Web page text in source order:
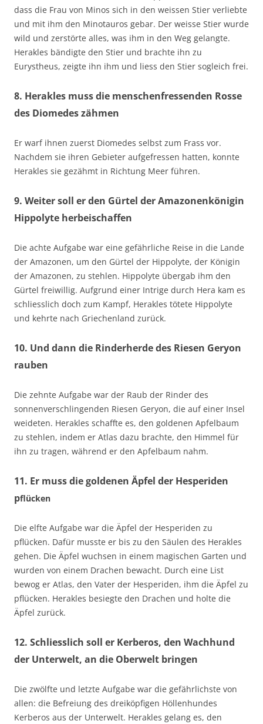
dass die Frau von Minos sich in den weissen Stier verliebte
und mit ihm den Minotauros gebar. Der weisse Stier wurde
wild und zerstörte alles, was ihm in den Weg gelangte.
Herakles bändigte den Stier und brachte ihn zu
Eurystheus, zeigte ihn ihm und liess den Stier sogleich frei.
8. Herakles muss die menschenfressenden Rosse
des Diomedes zähmen
Er warf ihnen zuerst Diomedes selbst zum Frass vor.
Nachdem sie ihren Gebieter aufgefressen hatten, konnte
Herakles sie gezähmt in Richtung Meer führen.
9. Weiter soll er den Gürtel der Amazonenkönigin
Hippolyte herbeischaffen
Die achte Aufgabe war eine gefährliche Reise in die Lande
der Amazonen, um den Gürtel der Hippolyte, der Königin
der Amazonen, zu stehlen. Hippolyte übergab ihm den
Gürtel freiwillig. Aufgrund einer Intrige durch Hera kam es
schliesslich doch zum Kampf, Herakles tötete Hippolyte
und kehrte nach Griechenland zurück.
10. Und dann die Rinderherde des Riesen Geryon
rauben
Die zehnte Aufgabe war der Raub der Rinder des
sonnenverschlingenden Riesen Geryon, die auf einer Insel
weideten. Herakles schaffte es, den goldenen Apfelbaum
zu stehlen, indem er Atlas dazu brachte, den Himmel für
ihn zu tragen, während er den Apfelbaum nahm.
11. Er muss die goldenen Äpfel der Hesperiden
pflücken
Die elfte Aufgabe war die Äpfel der Hesperiden zu
pflücken. Dafür musste er bis zu den Säulen des Herakles
gehen. Die Äpfel wuchsen in einem magischen Garten und
wurden von einem Drachen bewacht. Durch eine List
bewog er Atlas, den Vater der Hesperiden, ihm die Äpfel zu
pflücken. Herakles besiegte den Drachen und holte die
Äpfel zurück.
12. Schliesslich soll er Kerberos, den Wachhund
der Unterwelt, an die Oberwelt bringen
Die zwölfte und letzte Aufgabe war die gefährlichste von
allen: die Befreiung des dreiköpfigen Höllenhundes
Kerberos aus der Unterwelt. Herakles gelang es, den